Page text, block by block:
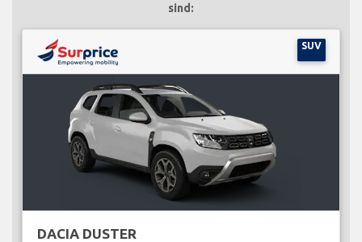
sind:
SUV
DACIA DUSTER